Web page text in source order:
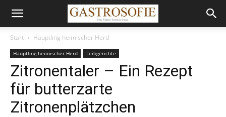
Start Häuptling heimischer Herd
Häuptling heimischer Herd Leibgerichte
Zitronentaler – Ein Rezept
für butterzarte
Zitronenplätzchen